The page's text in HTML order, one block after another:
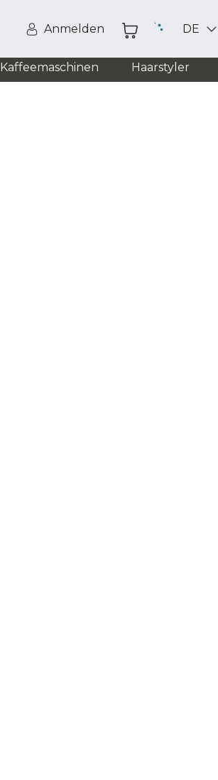
Anmelden DE
Kaffeemaschinen Haarstyler